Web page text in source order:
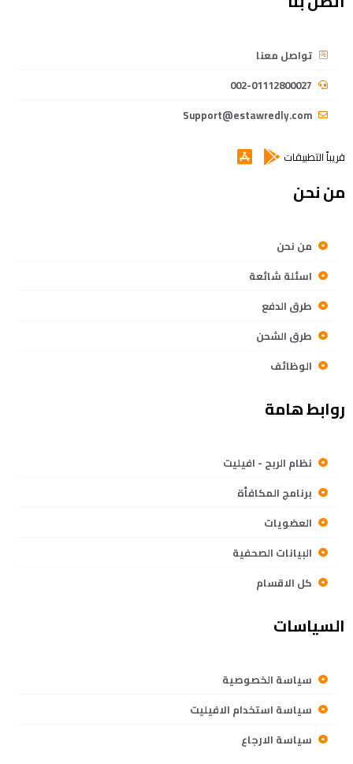
تواصل معنا
002-01112800027
Support@estawredly.com
قريباً التطبيقات
من نحن
من نحن
اسئلة شائعة
طرق الدفع
طرق الشحن
الوظائف
روابط هامة
نظام الربح - افيليت
برنامج المكافأة
العضويات
البيانات الصحفية
كل الاقسام
السياسات
سياسة الخصوصية
سياسة استخدام الافيليت
سياسة الارجاع